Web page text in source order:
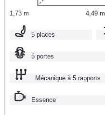
1,73 m 4,49 m
5 places
5 portes
Mécanique à 5 rapports
Essence